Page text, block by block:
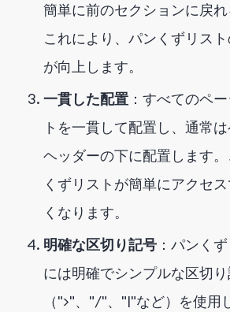
簡単に前のセクションに戻れ
これにより、パンくずリス
が向上します。
一貫した配置 ：すべてのペ
トを一貫して配置し、通常
ヘッダーの下に配置します
くずリストが簡単にアクセ
くなります。
明確な区切り記号 ：パンく
には明確でシンプルな区切
（">"、"/"、"|"など）を使用